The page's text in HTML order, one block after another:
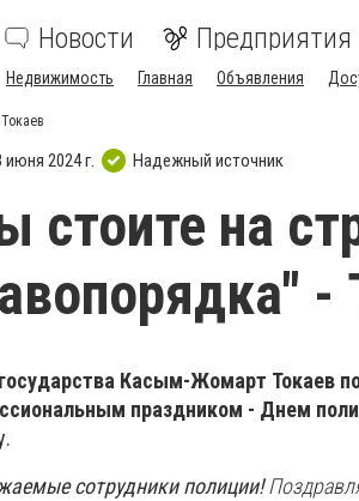
Новости Предприятия
Недвижимость Главная Объявления
июня 2024 г. Надежный источник
стоите на
-
Касым-Жомарт Токаев
праздником - Днем
сотрудники полиции!